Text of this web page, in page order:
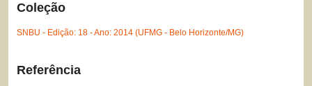
Coleção
SNBU - Edição: 18 - Ano: 2014 (UFMG - Belo Horizonte/MG)
Referência